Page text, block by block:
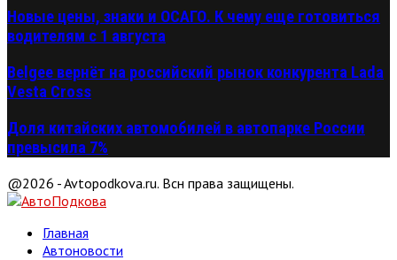
Новые цены, знаки и ОСАГО. К чему еще готовиться
водителям с 1 августа
Belgee вернёт на российский рынок конкурента Lada
Vesta Cross
Доля китайских автомобилей в автопарке России
превысила 7%
@2026 - Avtopodkova.ru. Всн права защищены.
Главная
Автоновости